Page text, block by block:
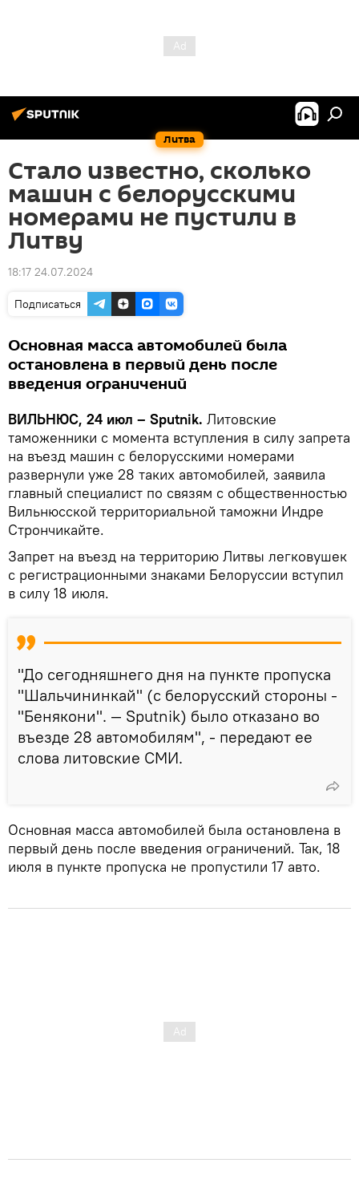
Литва
Стало известно, сколько
машин с белорусскими
номерами не пустили в
Литву
18:17 24.07.2024
Подписаться
Основная масса автомобилей была
остановлена в первый день после
введения ограничений
ВИЛЬНЮС, 24 июл – Sputnik. Литовские
таможенники с момента вступления в силу запрета
на въезд машин с белорусскими номерами
развернули уже 28 таких автомобилей, заявила
главный специалист по связям с общественностью
Вильнюсской территориальной таможни Индре
Стрончикайте.
Запрет на въезд на территорию Литвы легковушек
с регистрационными знаками Белоруссии вступил
в силу 18 июля.
"До сегодняшнего дня на пункте пропуска
"Шальчининкай" (с белорусский стороны -
"Бенякони". — Sputnik) было отказано во
въезде 28 автомобилям", - передают ее
слова литовские СМИ.
Основная масса автомобилей была остановлена в
первый день после введения ограничений. Так, 18
июля в пункте пропуска не пропустили 17 авто.